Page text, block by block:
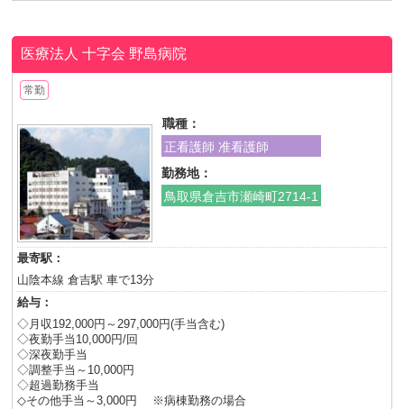
医療法人 十字会 野島病院
常勤
職種：
正看護師 准看護師
勤務地：
鳥取県倉吉市瀬崎町2714-1
最寄駅：
山陰本線 倉吉駅 車で13分
給与：
◇月収192,000円～297,000円(手当含む)
◇夜勤手当10,000円/回
◇深夜勤手当
◇調整手当～10,000円
◇超過勤務手当
◇その他手当～3,000円 ※病棟勤務の場合